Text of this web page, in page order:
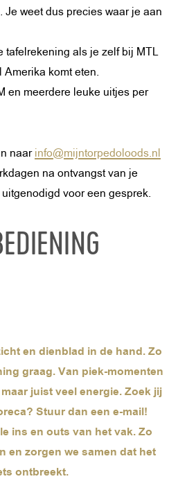
weet dus precies waar je aan
tafelrekening als je zelf bij MTL
komt eten.
en meerdere leuke uitjes per
naarinfo@mijntorpedoloods.nl
na ontvangst van je
voor een gesprek.
en dienblad in de hand. Zo
graag. Van piek-momenten
juist veel energie. Zoek jij
Stuur dan een e-mail!
ins en outs van het vak. Zo
en zorgen we samen dat het
ontbreekt.